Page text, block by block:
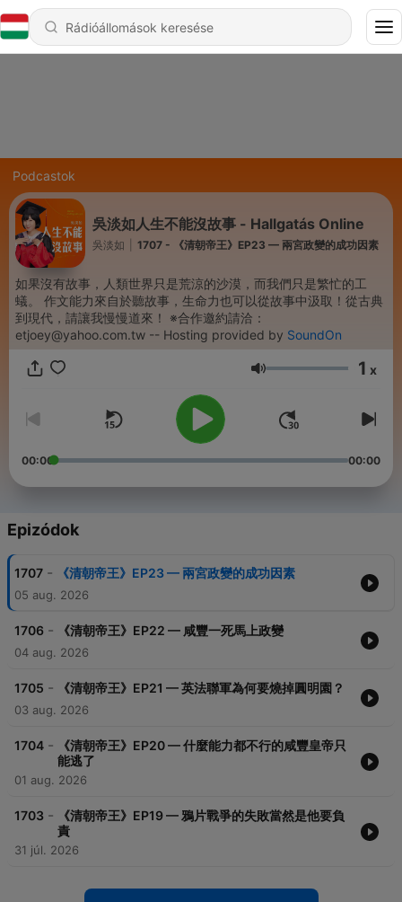
Podcastok
吳淡如人生不能沒故事 - Hallgatás Online
吳淡如 1707 - 《清朝帝王》EP23 — 兩宮政變的成功因素
如果沒有故事，人類世界只是荒涼的沙漠，而我們只是繁忙的工
蟻。 作文能力來自於聽故事，生命力也可以從故事中汲取！從古典
到現代，請讓我慢慢道來！ ※合作邀約請洽：
etjoey@yahoo.com.tw -- Hosting provided by SoundOn
Hangerő 1 x
00:00 00:00
Epizódok
1707 - 《清朝帝王》EP23 — 兩宮政變的成功因素
05 aug. 2026
1706 - 《清朝帝王》EP22 — 咸豐一死馬上政變
04 aug. 2026
1705 - 《清朝帝王》EP21 — 英法聯軍為何要燒掉圓明園？
03 aug. 2026
1704 -
《清朝帝王》EP20 — 什麼能力都不行的咸豐皇帝只
能逃了
01 aug. 2026
1703 -
《清朝帝王》EP19 — 鴉片戰爭的失敗當然是他要負
責
31 júl. 2026